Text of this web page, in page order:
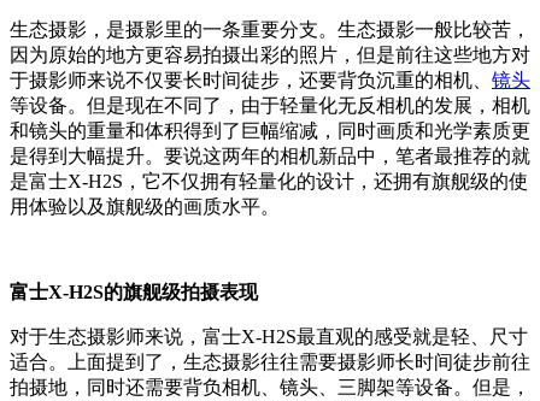
生态摄影，是摄影里的一条重要分支。生态摄影一般比较苦，
因为原始的地方更容易拍摄出彩的照片，但是前往这些地方对
于摄影师来说不仅要长时间徒步，还要背负沉重的相机、 镜头
等设备。但是现在不同了，由于轻量化无反相机的发展，相机
和镜头的重量和体积得到了巨幅缩减，同时画质和光学素质更
是得到大幅提升。要说这两年的相机新品中，笔者最推荐的就
是富士X-H2S，它不仅拥有轻量化的设计，还拥有旗舰级的使
用体验以及旗舰级的画质水平。
富士X-H2S的旗舰级拍摄表现
对于生态摄影师来说，富士X-H2S最直观的感受就是轻、尺寸
适合。上面提到了，生态摄影往往需要摄影师长时间徒步前往
拍摄地，同时还需要背负相机、镜头、三脚架等设备。但是，